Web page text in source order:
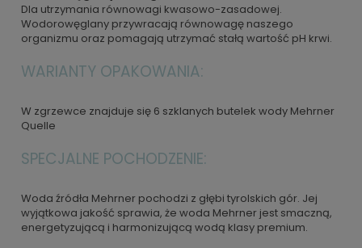
Dla utrzymania równowagi kwasowo-zasadowej.
Wodorowęglany przywracają równowagę naszego
organizmu oraz pomagają utrzymać stałą wartość pH krwi.
WARIANTY OPAKOWANIA:
W zgrzewce znajduje się 6 szklanych butelek wody Mehrner
Quelle
SPECJALNE POCHODZENIE:
Woda źródła Mehrner pochodzi z głębi tyrolskich gór. Jej
wyjątkowa jakość sprawia, że woda Mehrner jest smaczną,
energetyzującą i harmonizującą wodą klasy premium.